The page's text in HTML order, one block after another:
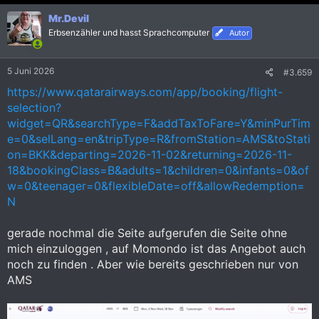
n
e
n
:
Mr.Devil
Erbsenzähler und hasst Sprachcomputer Autor
5 Juni 2026 #3.659
https://www.qatarairways.com/app/booking/flight-
selection?
widget=QR&searchType=F&addTaxToFare=Y&minPurTim
e=0&selLang=en&tripType=R&fromStation=AMS&toStati
on=BKK&departing=2026-11-02&returning=2026-11-
18&bookingClass=B&adults=1&children=0&infants=0&of
w=0&teenager=0&flexibleDate=off&allowRedemption=
N
gerade nochmal die Seite aufgerufen die Seite ohne
mich einzuloggen , auf Momondo ist das Angebot auch
noch zu finden . Aber wie bereits geschrieben nur von
AMS